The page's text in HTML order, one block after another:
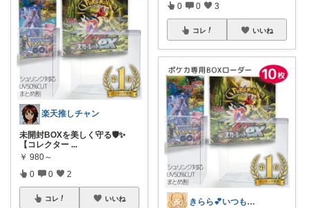
楽天推しチャン
未開封BOXを美しく守る🛡️✨
【コレクター ...
￥ 980～
0 0 2
コレ いいね
0 0 3
コレ いいね
きらら💕いつもありがとう🎉